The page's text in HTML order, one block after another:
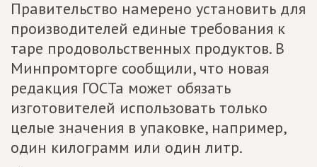
Правительство намерено установить для
производителей единые требования к
таре продовольственных продуктов. В
Минпромторге сообщили, что новая
редакция ГОСТа может обязать
изготовителей использовать только
целые значения в упаковке, например,
один килограмм или один литр.